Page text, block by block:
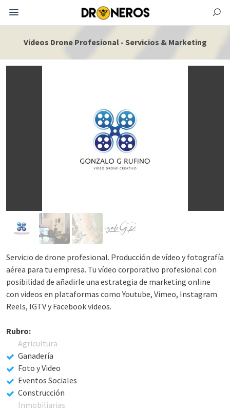
Videos Drone Profesional - Servicios & Marketing
Servicio de drone profesional. Producción de vídeo y fotografía
aérea para tu empresa. Tu vídeo corporativo profesional con
posibilidad de añadirle una estrategia de marketing online
con videos en plataformas como Youtube, Vimeo, Instagram
Reels, IGTV y Facebook videos.
Rubro:
Agricultura
Ganadería
Foto y Video
Eventos Sociales
Construcción
Inmobiliarias